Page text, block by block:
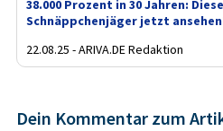
38.000 Prozent in 30 Jahren:
Schnäppchenjäger jetzt
22.08.25 - ARIVA.DE Redaktion
Dein Kommentar zum